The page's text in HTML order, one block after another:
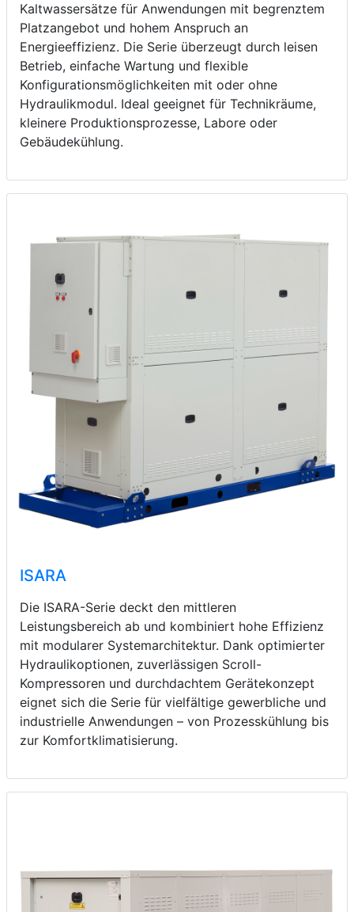
Kaltwassersätze für Anwendungen mit begrenztem
Platzangebot und hohem Anspruch an
Energieeffizienz. Die Serie überzeugt durch leisen
Betrieb, einfache Wartung und flexible
Konfigurationsmöglichkeiten mit oder ohne
Hydraulikmodul. Ideal geeignet für Technikräume,
kleinere Produktionsprozesse, Labore oder
Gebäudekühlung.
ISARA
Die ISARA-Serie deckt den mittleren
Leistungsbereich ab und kombiniert hohe Effizienz
mit modularer Systemarchitektur. Dank optimierter
Hydraulikoptionen, zuverlässigen Scroll-
Kompressoren und durchdachtem Gerätekonzept
eignet sich die Serie für vielfältige gewerbliche und
industrielle Anwendungen – von Prozesskühlung bis
zur Komfortklimatisierung.